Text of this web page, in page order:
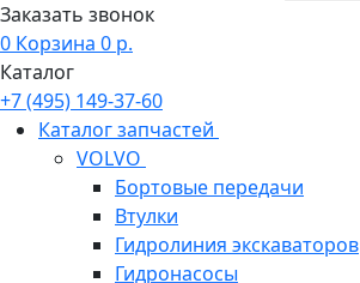
Заказать звонок
0 Корзина 0 р.
Каталог
+7 (495) 149-37-60
Каталог запчастей
VOLVO
Бортовые передачи
Втулки
Гидролиния экскаваторов
Гидронасосы